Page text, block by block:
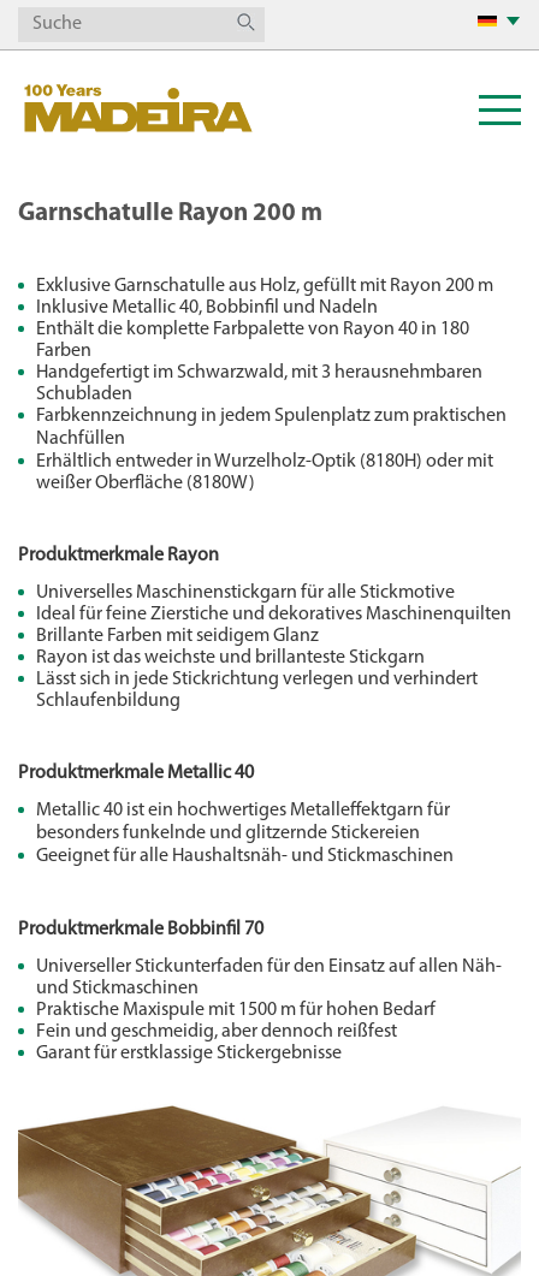
Garnschatulle Rayon 200 m
Exklusive Garnschatulle aus Holz, gefüllt mit Rayon 200 m
Inklusive Metallic 40, Bobbinfil und Nadeln
Enthält die komplette Farbpalette von Rayon 40 in 180
Farben
Handgefertigt im Schwarzwald, mit 3 herausnehmbaren
Schubladen
Farbkennzeichnung in jedem Spulenplatz zum praktischen
Nachfüllen
Erhältlich entweder in Wurzelholz-Optik (8180H) oder mit
weißer Oberfläche (8180W)
Produktmerkmale Rayon
Universelles Maschinenstickgarn für alle Stickmotive
Ideal für feine Zierstiche und dekoratives Maschinenquilten
Brillante Farben mit seidigem Glanz
Rayon ist das weichste und brillanteste Stickgarn
Lässt sich in jede Stickrichtung verlegen und verhindert
Schlaufenbildung
Produktmerkmale Metallic 40
Metallic 40 ist ein hochwertiges Metalleffektgarn für
besonders funkelnde und glitzernde Stickereien
Geeignet für alle Haushaltsnäh- und Stickmaschinen
Produktmerkmale Bobbinfil 70
Universeller Stickunterfaden für den Einsatz auf allen Näh-
und Stickmaschinen
Praktische Maxispule mit 1500 m für hohen Bedarf
Fein und geschmeidig, aber dennoch reißfest
Garant für erstklassige Stickergebnisse